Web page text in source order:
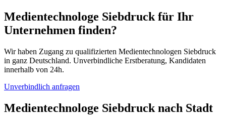
Medientechnologe Siebdruck für Ihr
Unternehmen finden?
Wir haben Zugang zu qualifizierten Medientechnologen Siebdruck
in ganz Deutschland. Unverbindliche Erstberatung, Kandidaten
innerhalb von 24h.
Unverbindlich anfragen
Medientechnologe Siebdruck nach Stadt